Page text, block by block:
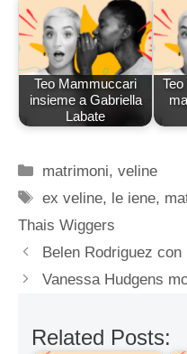
Teo Mammuccari
insieme a Gabriella
Labate
Categorie
matrimoni,veline
Tag
ex veline, le iene,
Thais Wiggers
Belen Rodriguez con
Vanessa Hudgens
Related Posts: